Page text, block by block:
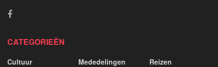
CATEGORIEËN
Cultuur
Mededelingen
Reizen